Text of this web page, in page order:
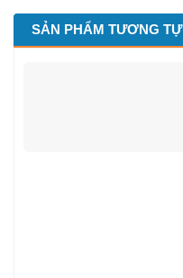
SẢN PHẨM TƯƠNG TỰ